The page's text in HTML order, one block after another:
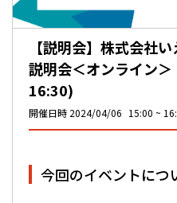
【説明会】株式会社
説明会＜オンライン
16:30)
開催日時 2024/04/06 15:00
今回のイベントにつ